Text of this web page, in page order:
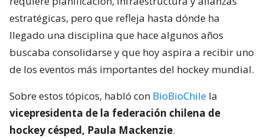
estratégicas, pero que refleja hasta dónde ha
llegado una disciplina que hace algunos años
buscaba consolidarse y que hoy aspira a recibir uno
de los eventos más importantes del hockey mundial.
Sobre estos tópicos, habló con BioBioChile la
vicepresidenta de la federación chilena de
hockey césped, Paula Mackenzie.